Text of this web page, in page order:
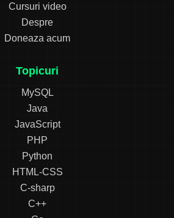
Cursuri video
Despre
Doneaza acum
Topicuri
MySQL
Java
JavaScript
PHP
Python
HTML-CSS
C-sharp
C++